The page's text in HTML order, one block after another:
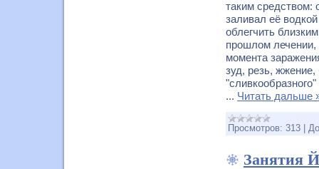
таким средством:
заливал её
облегчить
прошлом лечении,
момента
зуд, резь, жжение,
... Читать дальше
Просмотров: 313
Занятия